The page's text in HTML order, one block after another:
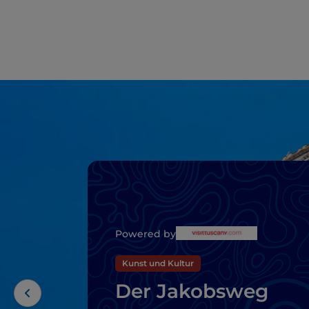
Powered by
Kunst und Kultur
Der Jakobsweg